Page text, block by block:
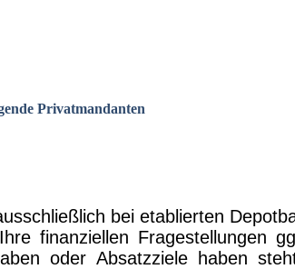
Privatmandanten
bei etablierten
finanziellen Fragestellungen
oder Absatzziele haben